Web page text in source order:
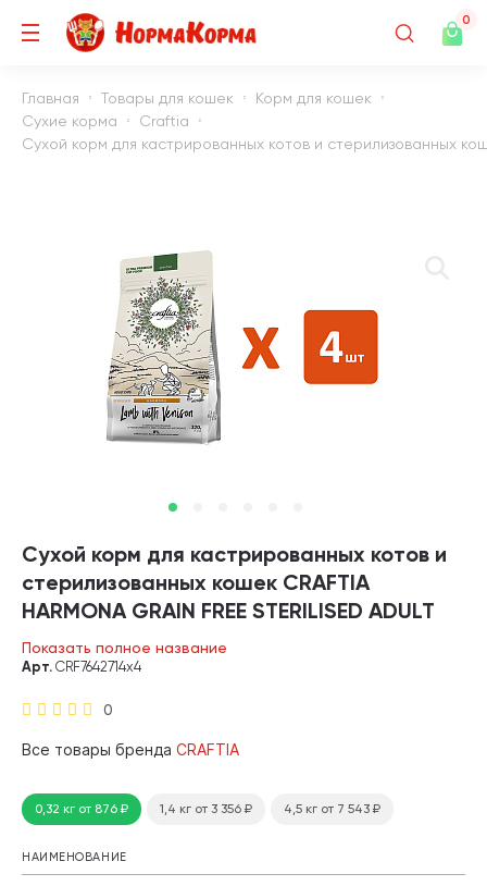
0
Главная Товары для кошек
Корм для кошек
Сухие корма
Craftia
Сухой корм для кастрированных котов и стерилизованных
Сухой корм для кастрированных котов и
стерилизованных кошек CRAFTIA
HARMONA GRAIN FREE STERILISED ADULT
CAT LAMB & VENISON беззерновой
ягненок, оленина (0,32 кг х 4 шт)
Показать полное название
0
Арт. CRF7642714х4
Все товары бренда CRAFTIA
0,32 кг от 876₽ 1,4 кг от 3 356 ₽ 4,5 кг от 7 543 ₽
НАИМЕНОВАНИЕ